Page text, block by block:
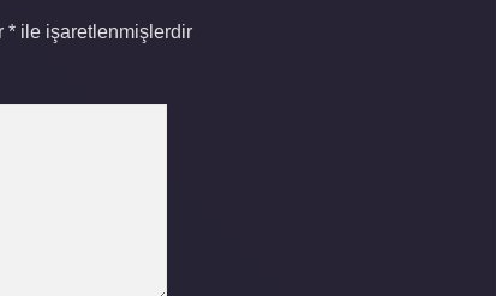
* ile işaretlenmişlerdir